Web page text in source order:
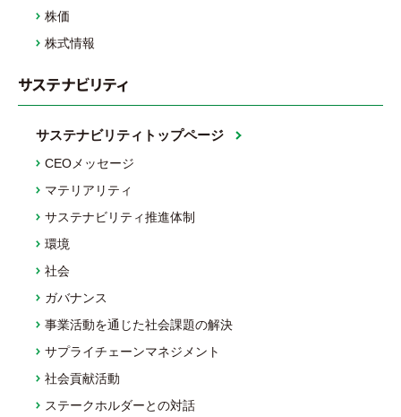
株価
株式情報
サステナビリティ
サステナビリティトップページ
CEOメッセージ
マテリアリティ
サステナビリティ推進体制
環境
社会
ガバナンス
事業活動を通じた社会課題の解決
サプライチェーンマネジメント
社会貢献活動
ステークホルダーとの対話